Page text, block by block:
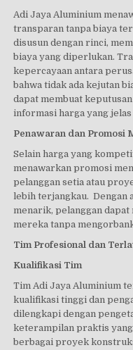
Adi Jaya Aluminium
transparan tanpa biaya
disusun dengan rinci,
biaya yang diperlukan.
kepercayaan antara
bahwa tidak ada kejutan
dapat membuat
informasi harga yang
Penawaran dan Promosi
Selain harga yang
menawarkan promosi
pelanggan setia atau
lebih terjangkau. Dengan
menarik, pelanggan
mereka tanpa
Tim Profesional dan
Kualifikasi Tim
Tim Adi Jaya Aluminium
kualifikasi tinggi dan
dilengkapi dengan
keterampilan praktis
berbagai proyek